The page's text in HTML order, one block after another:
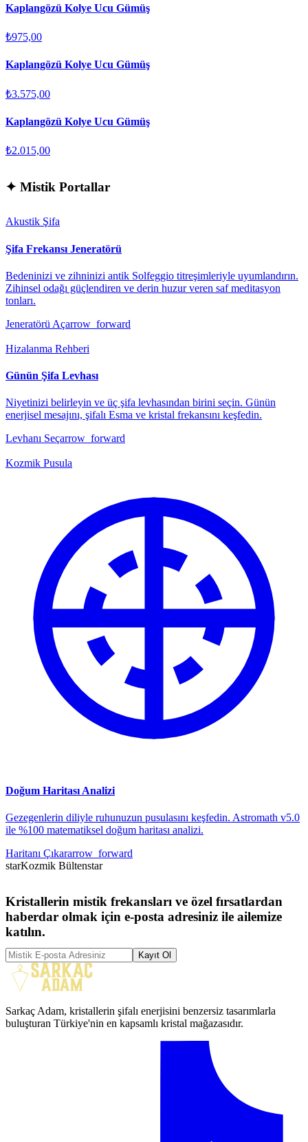
Kaplangözü Kolye Ucu Gümüş
₺975,00
Kaplangözü Kolye Ucu Gümüş
₺3.575,00
Kaplangözü Kolye Ucu Gümüş
₺2.015,00
✦ Mistik Portallar
Akustik Şifa
Şifa Frekansı Jeneratörü
Bedeninizi ve zihninizi antik Solfeggio titreşimleriyle uyumlandırın.
Zihinsel odağı güçlendiren ve derin huzur veren saf meditasyon
tonları.
Jeneratörü Açarrow_forward
Hizalanma Rehberi
Günün Şifa Levhası
Niyetinizi belirleyin ve üç şifa levhasından birini seçin. Günün
enerjisel mesajını, şifalı Esma ve kristal frekansını keşfedin.
Levhanı Seçarrow_forward
Kozmik Pusula
Doğum Haritası Analizi
Gezegenlerin diliyle ruhunuzun pusulasını keşfedin. Astromath v5.0
ile %100 matematiksel doğum haritası analizi.
Haritanı Çıkararrow_forward
starKozmik Bültenstar
Kristallerin mistik frekansları ve özel fırsatlardan
haberdar olmak için e-posta adresiniz ile ailemize
katılın.
Kayıt Ol
Sarkaç Adam, kristallerin şifalı enerjisini benzersiz tasarımlarla
buluşturan Türkiye'nin en kapsamlı kristal mağazasıdır.